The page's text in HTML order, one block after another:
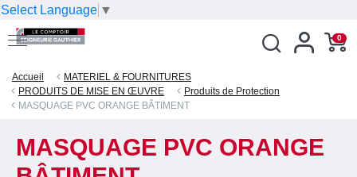
Select Language ▼
0
Accueil
MATERIEL & FOURNITURES
PRODUITS DE MISE EN ŒUVRE
Produits de Protection
MASQUAGE PVC ORANGE BÂTIMENT
MASQUAGE PVC ORANGE